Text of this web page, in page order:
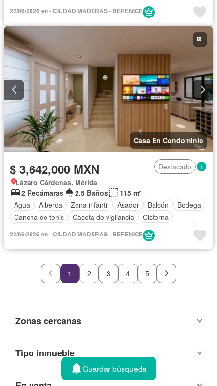
Cisterna
Cuarto de servicio
Electricidad
Jardín
Sala polivalente
Seguridad
Televisión por cable
Zonas verdes
Sin amueblar
22/06/2026 en - CIUDAD MADERAS - BERENICE
Casa En Condominio
$ 3,642,000 MXN
Destacado
Lázaro Cárdenas, Mérida
2 Recámaras
2.5 Baños
115 m²
Agua
Alberca Zona infantil Asador Balcón
Bodega
Cancha de tenis
Caseta de vigilancia
Cisterna
Cuarto de servicio
Estacionamiento
Gimnasio
Jardín
Despacho Recámara con closet
Azotea
Seguridad
Terraza
22/06/2026 en - CIUDAD MADERAS - BERENICE
1 2 3 4 5
Zonas cercanas
Tipo inmueble
Guardar búsqueda